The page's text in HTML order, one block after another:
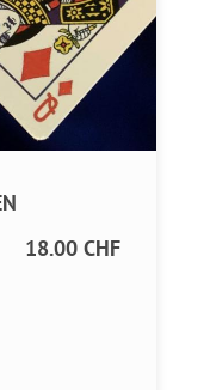
18.00 CHF